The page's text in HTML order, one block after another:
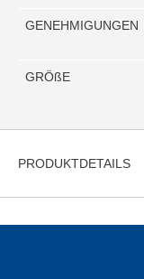
GENEHMIGUNGEN
GRÖßE
PRODUKTDETAILS